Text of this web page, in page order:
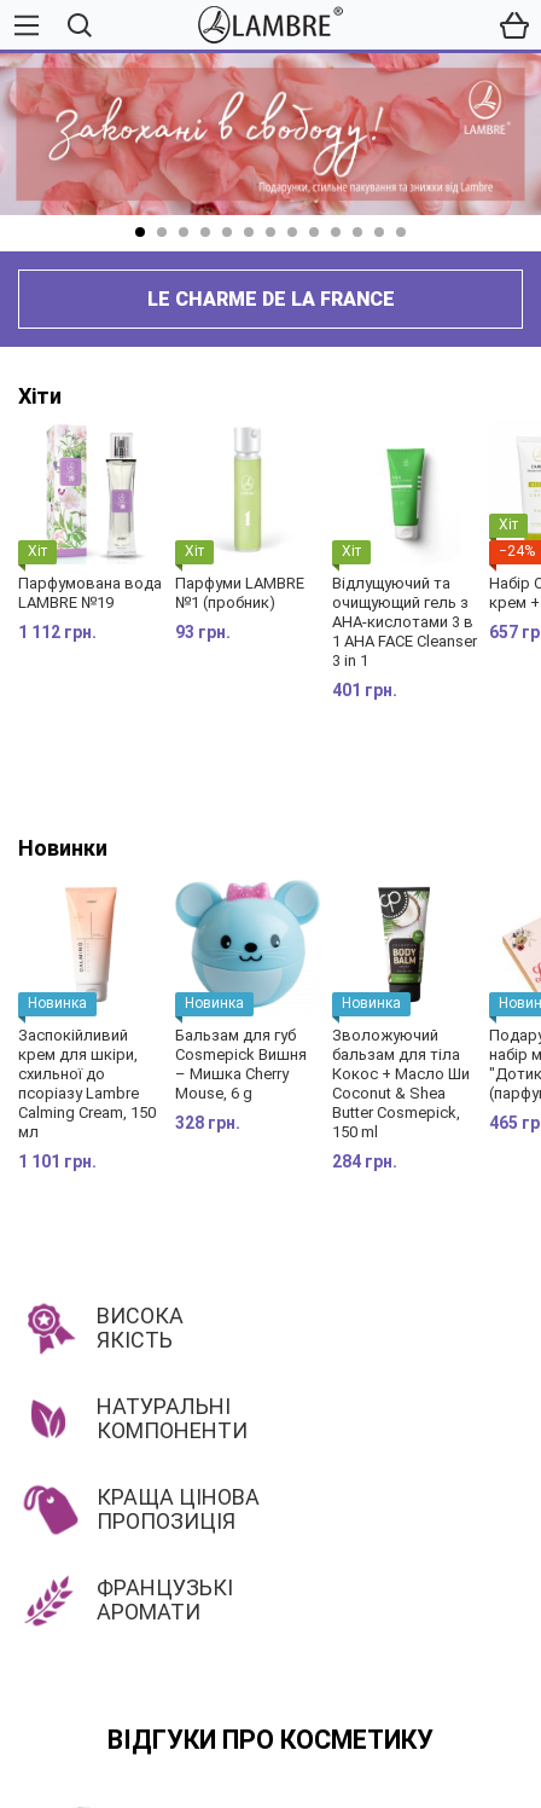
LE CHARME DE LA FRANCE
Хіти
Хіт
Парфумована вода
LAMBRE №19
1 112 грн.
Хіт
Парфуми LAMBRE
№1 (пробник)
93 грн.
Хіт
Відлущуючий та
очищующий гель з
АНА-кислотами 3 в
1 AHA FACE Cleanser
3 in 1
401 грн.
Хіт
−24%
Набір
крем
657
Новинки
Новинка
Заспокійливий
крем для шкіри,
схильної до
псоріазу Lambre
Calming Cream, 150
мл
1 101 грн.
Новинка
Бальзам для губ
Cosmepick Вишня
– Мишка Cherry
Mouse, 6 g
328 грн.
Новинка
Зволожуючий
бальзам для тіла
Кокос + Масло Ши
Coconut & Shea
Butter Cosmepick,
150 ml
284 грн.
набір
465
ВИСОКА
ЯКІСТЬ
НАТУРАЛЬНІ
КОМПОНЕНТИ
КРАЩА ЦІНОВА
ПРОПОЗИЦІЯ
ФРАНЦУЗЬКІ
АРОМАТИ
ВІДГУКИ ПРО КОСМЕТИКУ